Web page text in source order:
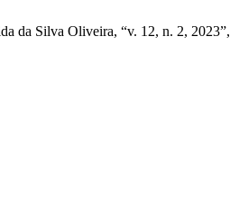
da Silva Oliveira, “v. 12, n. 2, 2023”,